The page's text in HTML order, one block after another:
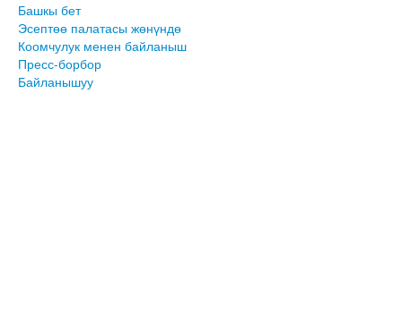
Башкы бет
Эсептөө палатасы жөнүндө
Коомчулук менен байланыш
Пресс-борбор
Байланышуу